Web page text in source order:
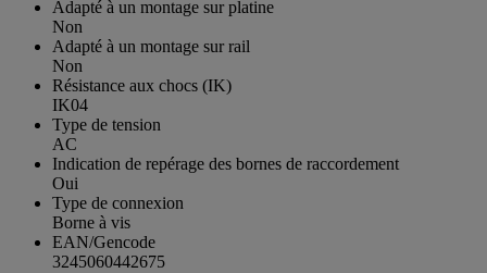
Adapté à un montage sur platine
Non
Adapté à un montage sur rail
Non
Résistance aux chocs (IK)
IK04
Type de tension
AC
Indication de repérage des bornes de raccordement
Oui
Type de connexion
Borne à vis
EAN/Gencode
3245060442675